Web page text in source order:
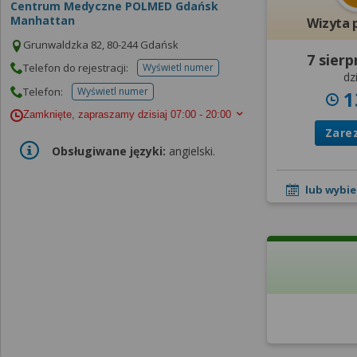
Centrum Medyczne POLMED Gdańsk
Manhattan
Grunwaldzka 82, 80-244 Gdańsk
Telefon do rejestracji:
Wyświetl numertelefonu do rejestracji
Telefon: Wyświetl numertelefonu do placowki
Zamknięte, zapraszamy dzisiaj 07:00 - 20:00
Obsługiwane języki: angielski.
Wizyta
7
lub